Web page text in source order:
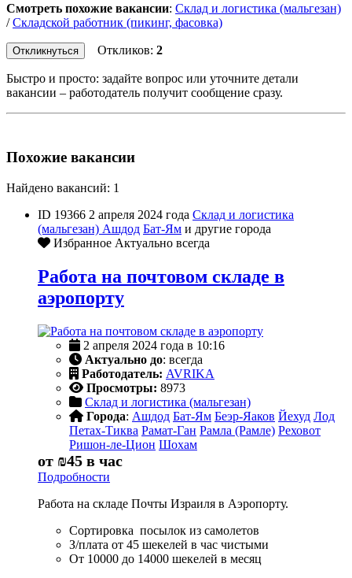
Смотреть похожие вакансии: Склад и логистика (мальгезан)
/Складской работник (пикинг, фасовка)
Откликнуться Откликов: 2
Быстро и просто: задайте вопрос или уточните детали
вакансии – работодатель получит сообщение сразу.
Похожие вакансии
Найдено вакансий: 1
ID 19366 2 апреля 2024 года Склад и логистика
(мальгезан) Ашдод Бат-Ям и другие города
Избранное Актуально всегда
Работа на почтовом складе в
аэропорту
2 апреля 2024 года в 10:16
Актуально до: всегда
Работодатель: AVRIKA
Просмотры: 8973
Склад и логистика (мальгезан)
Города: Ашдод Бат-Ям Беэр-Яаков Йехуд Лод
Петах-Тиква Рамат-Ган Рамла (Рамле) Реховот
Ришон-ле-Цион Шохам
от ₪45 в час
Подробности
Работа на складе Почты Израиля в Аэропорту.
Сортировка посылок из самолетов
З/плата от 45 шекелей в час чистыми
От 10000 до 14000 шекелей в месяц